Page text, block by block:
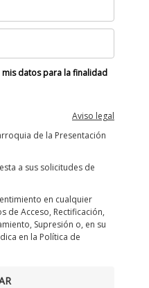
datos para la finalidad
Aviso legal
de la Presentación
a sus solicitudes de
en cualquier
de Acceso, Rectificación,
Supresión o, en su
en la Política de